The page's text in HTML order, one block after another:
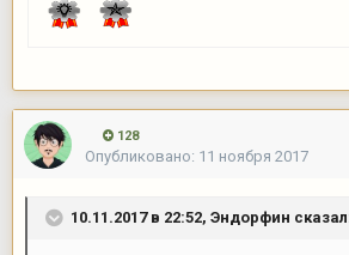
128
Опубликовано: 11 ноября 2017
10.11.2017 в 22:52, Эндорфин